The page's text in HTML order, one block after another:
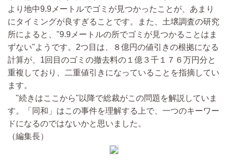
より地中9.9メートルでゴミが見つかったことが、あまり
にタイミングが良すぎることです。また、土壌調査の研究
所によると、"9.9メートルの所でゴミが見つかることはま
ずない"ようです。2つ目は、８億円の値引きの根拠になる
計算が、1回目のゴミの撤去料の１億３千１７６万円分と
重複しており、二重値引きになっていることを指摘してい
ます。
"続きはここから"以降で総裁がこの問題を解説していま
す。「同和」はこの事件を理解する上で、一つのキーワー
ドになるのではないかと思いました。
（編集長）